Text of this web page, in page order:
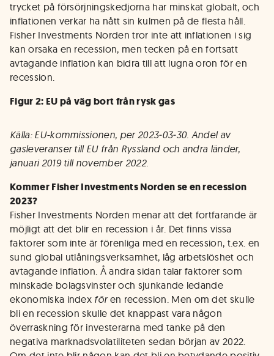
trycket på försörjningskedjorna har minskat globalt, och
inflationen verkar ha nått sin kulmen på de flesta håll.
Fisher Investments Norden tror inte att inflationen i sig
kan orsaka en recession, men tecken på en fortsatt
avtagande inflation kan bidra till att lugna oron för en
recession.
Figur 2: EU på väg bort från rysk gas
Källa: EU-kommissionen, per 2023‑03‑30. Andel av
gasleveranser till EU från Ryssland och andra länder,
januari 2019 till november 2022.
Kommer Fisher Investments Norden se en recession
2023?
Fisher Investments Norden menar att det fortfarande är
möjligt att det blir en recession i år. Det finns vissa
faktorer som inte är förenliga med en recession, t.ex. en
sund global utlåningsverksamhet, låg arbetslöshet och
avtagande inflation. Å andra sidan talar faktorer som
minskade bolagsvinster och sjunkande ledande
ekonomiska index fören recession. Men om det skulle
bli en recession skulle det knappast vara någon
överraskning för investerarna med tanke på den
negativa marknadsvolatiliteten sedan början av 2022.